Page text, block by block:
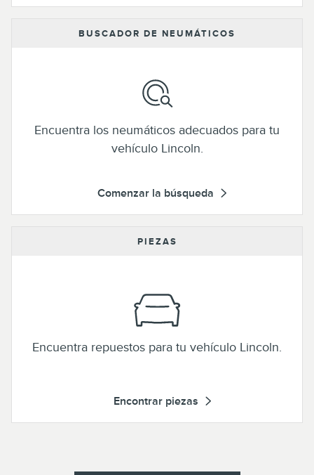
BUSCADOR DE NEUMÁTICOS
Encuentra los neumáticos adecuados para tu
vehículo Lincoln.
Comenzar la búsqueda
PIEZAS
Encuentra repuestos para tu vehículo Lincoln.
Encontrar piezas